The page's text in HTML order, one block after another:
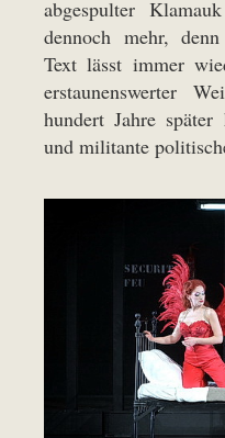
abgespulter
dennoch mehr,
Text lässt immer
erstaunenswerter
hundert Jahre
und militante